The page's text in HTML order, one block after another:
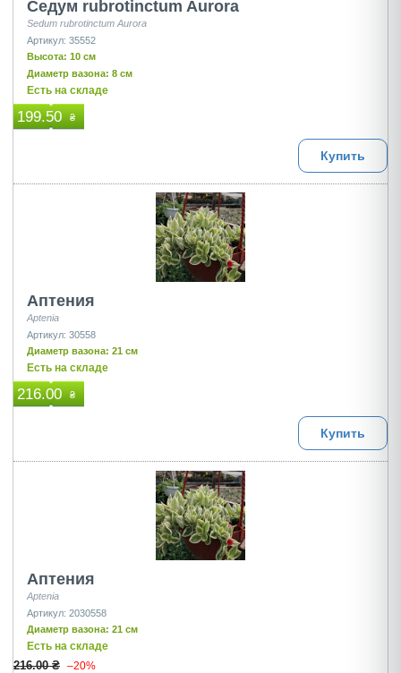
Седум rubrotinctum Aurora
Sedum rubrotinctum Aurora
Артикул: 35552
Высота: 10 см
Диаметр вазона: 8 см
Есть на складе
199.50 ₴
Купить
Аптения
Aptenia
Артикул: 30558
Диаметр вазона: 21 см
Есть на складе
216.00 ₴
Купить
Аптения
Aptenia
Артикул: 2030558
Диаметр вазона: 21 см
Есть на складе
216.00 ₴ –20%